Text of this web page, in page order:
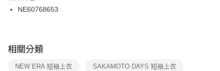
３．收到繳費通知簡訊後14天內，點擊此簡訊中的連結，可透過四大超商／
ATM／網路銀行／等多元方式進行付款，方視為交易完成。
※ 交易是否成功請以「AFTEE先享後付 」之結帳頁面顯示為準，若有關於
是否繳費成功／繳費後需取消欲退款等相關疑問，請聯繫「AFTEE先享後付
客戶支援中心」https://netprotections.freshdesk.com/support/home
每筆NT$100，滿NT$1,500(含以上)免運費
NE60768653
相關分類
NEW ERA 短袖上衣 SAKAMOTO DAYS 短袖上衣